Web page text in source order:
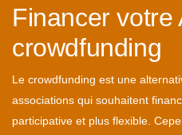
Financer votre
crowdfunding
Le crowdfunding est une
associations qui souhaitent
participative et plus flexible.